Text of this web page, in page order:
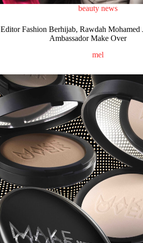
beauty news
Editor Fashion Berhijab, Rawdah Mohamed
Ambassador Make Over
mel